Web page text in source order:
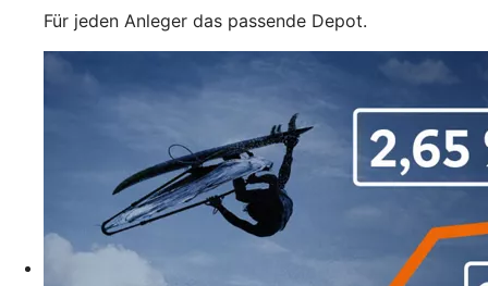
Für jeden Anleger das passende Depot.